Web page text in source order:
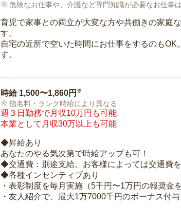
危険なお仕事や、介護など専門知識が必要なお仕事は
育児で家事との両立が大変な方や共働きの家庭
す。
自宅の近所で空いた時間にお仕事をするのも
す。
時給 1,500〜1,860円 ※
指名料・ランク時給により異なる
週３日勤務で月収10万円も可能
本業として月収30万以上も可能
◆昇給あり
あなたのやる気次第で時給アップも可！
◆交通費：別途支給。お客様によっては交通費
◆各種インセンティブあり
・表彰制度を毎月実施（5千円〜1万円の報奨金を
・友人紹介で、最大1万7000千円のボーナス付与